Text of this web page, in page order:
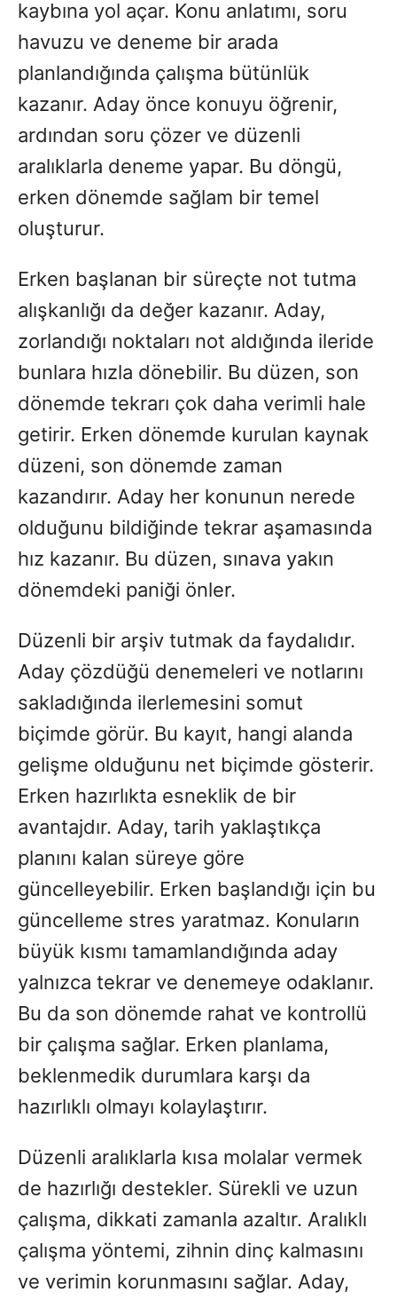
kaybına yol açar. Konu anlatımı, soru
havuzu ve deneme bir arada
planlandığında çalışma bütünlük
kazanır. Aday önce konuyu öğrenir,
ardından soru çözer ve düzenli
aralıklarla deneme yapar. Bu döngü,
erken dönemde sağlam bir temel
oluşturur.
Erken başlanan bir süreçte not tutma
alışkanlığı da değer kazanır. Aday,
zorlandığı noktaları not aldığında ileride
bunlara hızla dönebilir. Bu düzen, son
dönemde tekrarı çok daha verimli hale
getirir. Erken dönemde kurulan kaynak
düzeni, son dönemde zaman
kazandırır. Aday her konunun nerede
olduğunu bildiğinde tekrar aşamasında
hız kazanır. Bu düzen, sınava yakın
dönemdeki paniği önler.
Düzenli bir arşiv tutmak da faydalıdır.
Aday çözdüğü denemeleri ve notlarını
sakladığında ilerlemesini somut
biçimde görür. Bu kayıt, hangi alanda
gelişme olduğunu net biçimde gösterir.
Erken hazırlıkta esneklik de bir
avantajdır. Aday, tarih yaklaştıkça
planını kalan süreye göre
güncelleyebilir. Erken başlandığı için bu
güncelleme stres yaratmaz. Konuların
büyük kısmı tamamlandığında aday
yalnızca tekrar ve denemeye odaklanır.
Bu da son dönemde rahat ve kontrollü
bir çalışma sağlar. Erken planlama,
beklenmedik durumlara karşı da
hazırlıklı olmayı kolaylaştırır.
Düzenli aralıklarla kısa molalar vermek
de hazırlığı destekler. Sürekli ve uzun
çalışma, dikkati zamanla azaltır. Aralıklı
çalışma yöntemi, zihnin dinç kalmasını
ve verimin korunmasını sağlar. Aday,